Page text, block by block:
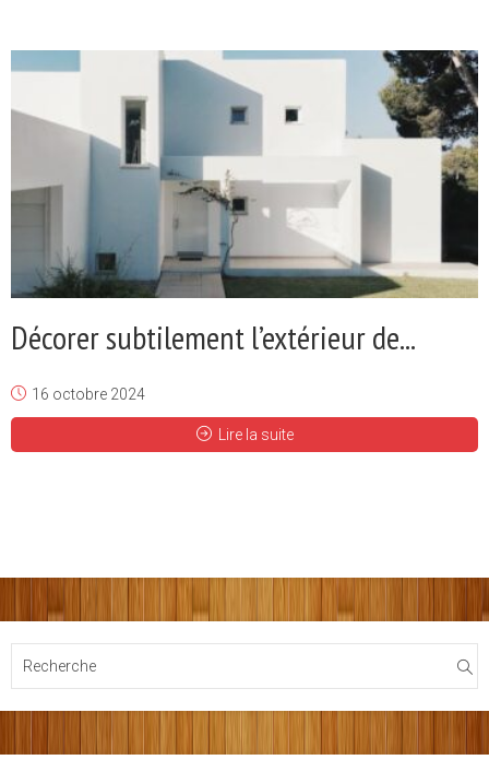
Décorer subtilement l’extérieur de...
16 octobre 2024
Lire la suite